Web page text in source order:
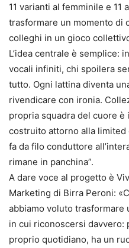
11 varianti al femminile e 11
trasformare un momento di
colleghi in un gioco
L’idea centrale è semplice:
vocali infiniti, chi spoilera
tutto. Ogni lattina diventa
rivendicare con ironia.
propria squadra del cuore è
costruito attorno alla
fa da filo conduttore
rimane in panchina”.
A dare voce al progetto è
Marketing di Birra Peroni:
abbiamo voluto trasformare
in cui riconoscersi davvero:
proprio quotidiano, ha un